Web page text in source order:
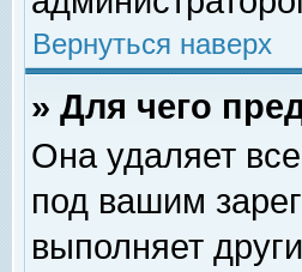
Вернуться наверх
» Для чего
Она удаляет
под вашим
выполняет